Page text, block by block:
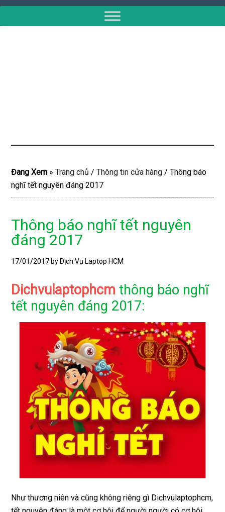
Đang Xem »Trang chủ / Thông tin cửa hàng / Thông báo
nghĩ tết nguyên đáng 2017
Thông báo nghĩ tết nguyên
đáng 2017
17/01/2017 by Dịch Vụ Laptop HCM
Dichvulaptophcm thông báo nghĩ
tết nguyên đáng 2017:
Như thương niên và cũng không riêng gì Dichvulaptophcm,